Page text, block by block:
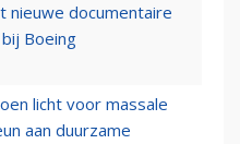
nieuwe documentaire
Boeing
licht voor massale
aan duurzame